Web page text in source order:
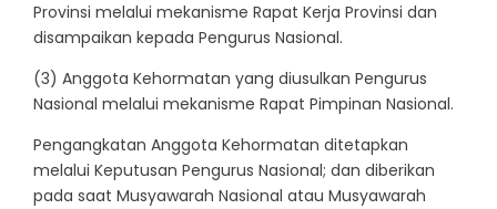
Provinsi melalui mekanisme Rapat Kerja Provinsi dan
disampaikan kepada Pengurus Nasional.
(3) Anggota Kehormatan yang diusulkan Pengurus
Nasional melalui mekanisme Rapat Pimpinan Nasional.
Pengangkatan Anggota Kehormatan ditetapkan
melalui Keputusan Pengurus Nasional; dan diberikan
pada saat Musyawarah Nasional atau Musyawarah